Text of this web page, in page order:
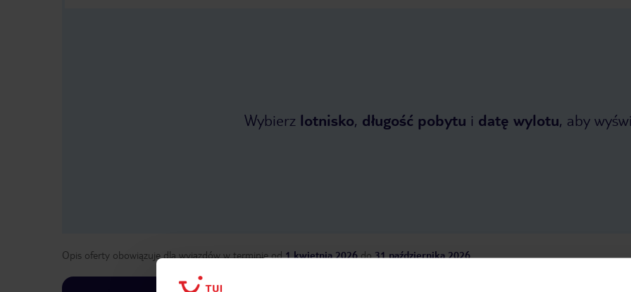
Wybierz lotnisko, długość pobytu i datę wylotu, aby
Opis oferty obowiązuje dla wyjazdów w terminie od 1 kwietnia 2026do31 października 2026